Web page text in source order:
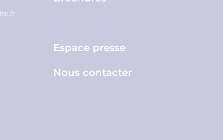
Espace presse
Nous contacter